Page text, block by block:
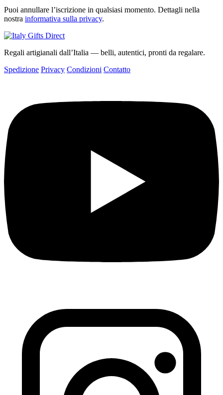
Puoi annullare l’iscrizione in qualsiasi momento. Dettagli nella
nostra informativa sulla privacy.
Regali artigianali dall’Italia — belli, autentici, pronti da regalare.
Spedizione Privacy Condizioni Contatto